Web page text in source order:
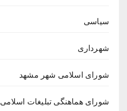
سیاسی
شهرداری
شورای اسلامی شهر مشهد
شورای هماهنگی تبلیغات اسلامی